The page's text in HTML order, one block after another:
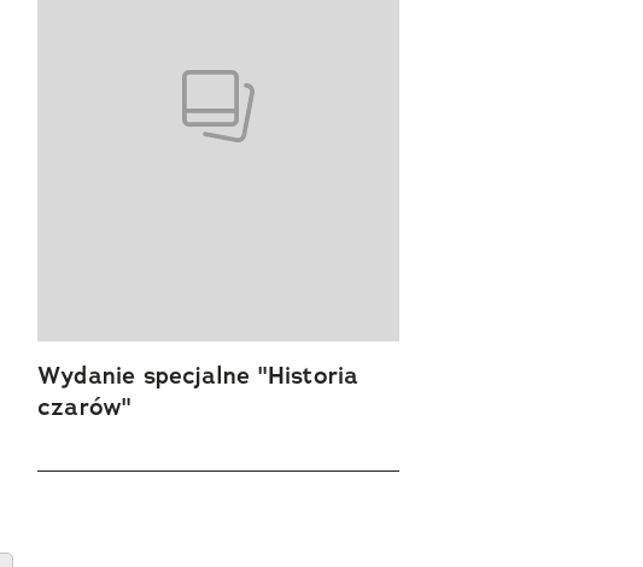
Wydanie specjalne "Historia
czarów"